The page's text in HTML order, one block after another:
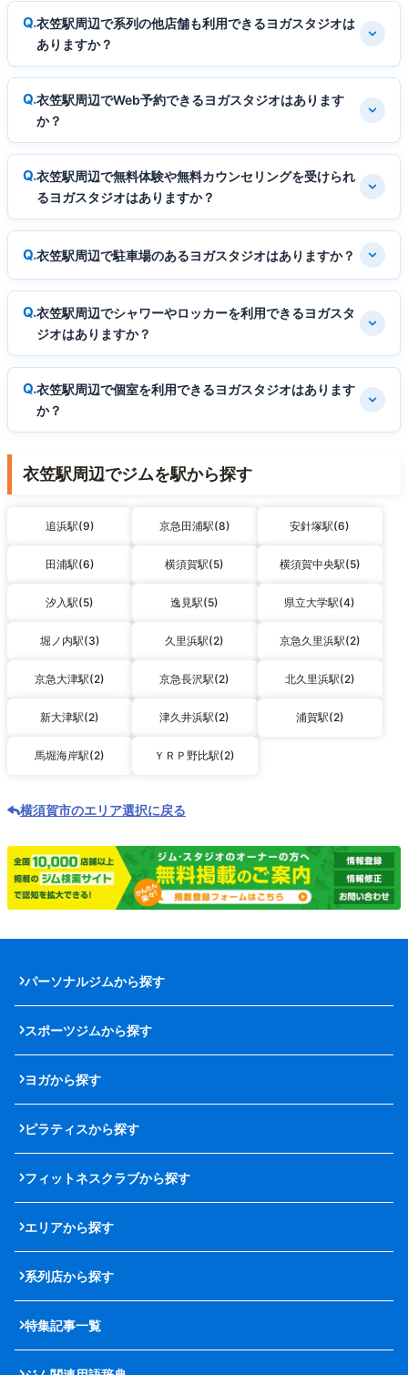
衣笠駅周辺で系列の他店舗も利用できるヨガスタジオは
ありますか？
衣笠駅周辺でWeb予約できるヨガスタジオはあります
か？
衣笠駅周辺で無料体験や無料カウンセリングを受けられ
るヨガスタジオはありますか？
衣笠駅周辺で駐車場のあるヨガスタジオはありますか？
衣笠駅周辺でシャワーやロッカーを利用できるヨガスタ
ジオはありますか？
衣笠駅周辺で個室を利用できるヨガスタジオはあります
か？
衣笠駅周辺でジムを駅から探す
追浜駅(9) 京急田浦駅(8) 安針塚駅(6)
田浦駅(6) 横須賀駅(5) 横須賀中央駅(5)
汐入駅(5) 逸見駅(5) 県立大学駅(4)
堀ノ内駅(3) 久里浜駅(2) 京急久里浜駅(2)
京急大津駅(2) 京急長沢駅(2) 北久里浜駅(2)
新大津駅(2) 津久井浜駅(2) 浦賀駅(2)
馬堀海岸駅(2) ＹＲＰ野比駅(2)
横須賀市のエリア選択に戻る
パーソナルジムから探す
スポーツジムから探す
ヨガから探す
ピラティスから探す
フィットネスクラブから探す
エリアから探す
系列店から探す
特集記事一覧